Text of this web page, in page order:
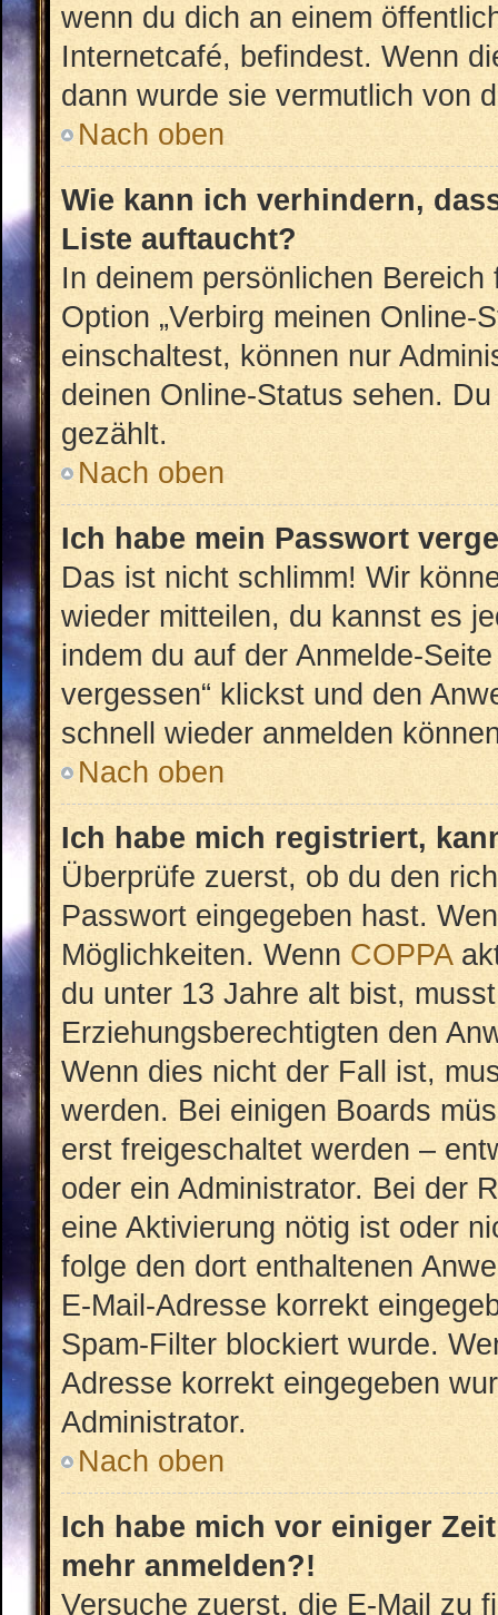
wenn du dich an einem
Internetcafé, befindest. Wenn
dann wurde sie vermutlich von
Nach oben
Wie kann ich verhindern,
Liste auftaucht?
In deinem persönlichen
Option „Verbirg meinen Online-
einschaltest, können nur
deinen Online-Status sehen.
gezählt.
Nach oben
Ich habe mein Passwort
Das ist nicht schlimm! Wir
wieder mitteilen, du kannst es
indem du auf der Anmelde-
vergessen“ klickst und den
schnell wieder anmelden
Nach oben
Ich habe mich registriert,
Überprüfe zuerst, ob du den
Passwort eingegeben hast.
Möglichkeiten. Wenn COPPA
du unter 13 Jahre alt bist,
Erziehungsberechtigten den
Wenn dies nicht der Fall ist,
werden. Bei einigen Boards
erst freigeschaltet werden –
oder ein Administrator. Bei der
eine Aktivierung nötig ist oder
folge den dort enthaltenen
E-Mail-Adresse korrekt
Spam-Filter blockiert wurde.
Adresse korrekt eingegeben
Administrator.
Nach oben
Ich habe mich vor einiger
mehr anmelden?!
Versuche zuerst, die E-Mail zu